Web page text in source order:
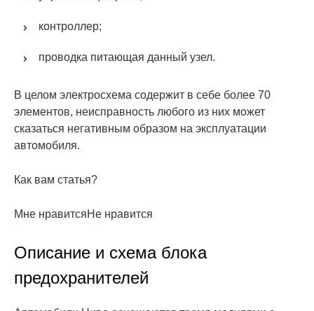
контроллер;
проводка питающая данный узел.
В целом электросхема содержит в себе более 70
элементов, неисправность любого из них может
сказаться негативным образом на эксплуатации
автомобиля.
Как вам статья?
Мне нравитсяНе нравится
Описание и схема блока
предохранителей